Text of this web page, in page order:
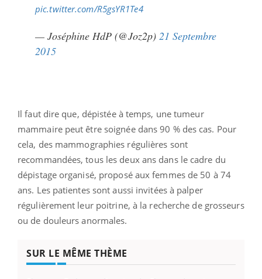
pic.twitter.com/R5gsYR1Te4
— Joséphine HdP (@Joz2p) 21 Septembre
2015
Il faut dire que, dépistée à temps, une tumeur
mammaire peut être soignée dans 90 % des cas. Pour
cela, des mammographies régulières sont
recommandées, tous les deux ans dans le cadre du
dépistage organisé, proposé aux femmes de 50 à 74
ans. Les patientes sont aussi invitées à palper
régulièrement leur poitrine, à la recherche de grosseurs
ou de douleurs anormales.
SUR LE MÊME THÈME